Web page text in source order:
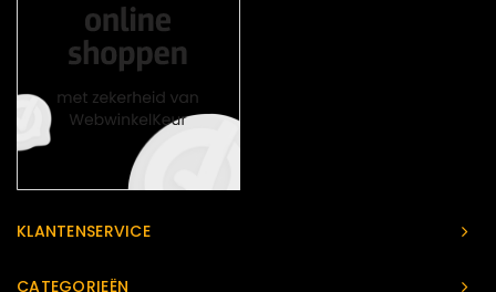
KLANTENSERVICE
CATEGORIEËN